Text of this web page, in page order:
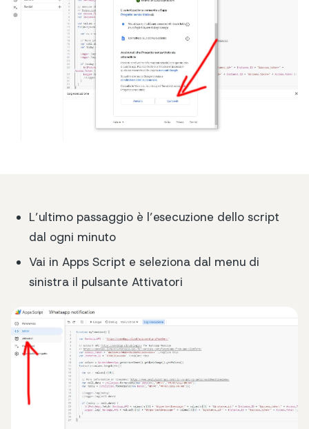
L’ultimo passaggio è l’esecuzione dello script
dal ogni minuto
Vai in Apps Script e seleziona dal menu di
sinistra il pulsante Attivatori